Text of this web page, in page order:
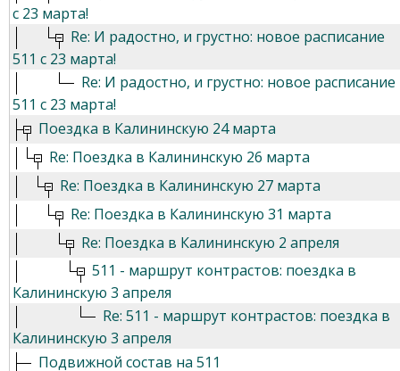
с 23 марта!
Re: И радостно, и грустно: новое расписание
511 с 23 марта!
Re: И радостно, и грустно: новое расписание
511 с 23 марта!
Поездка в Калининскую 24 марта
Re: Поездка в Калининскую 26 марта
Re: Поездка в Калининскую 27 марта
Re: Поездка в Калининскую 31 марта
Re: Поездка в Калининскую 2 апреля
511 - маршрут контрастов: поездка в
Калининскую 3 апреля
Re: 511 - маршрут контрастов: поездка в
Калининскую 3 апреля
Подвижной состав на 511